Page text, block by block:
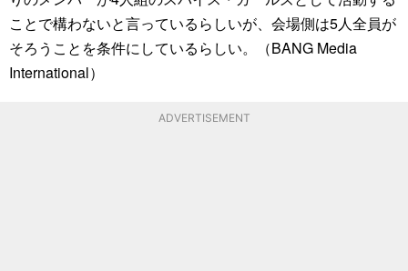
ことで構わないと言っているらしいが、会場側は5人全員が
そろうことを条件にしているらしい。（BANG Media
International）
ADVERTISEMENT